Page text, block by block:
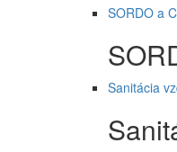
SORDO a
Sanitácia